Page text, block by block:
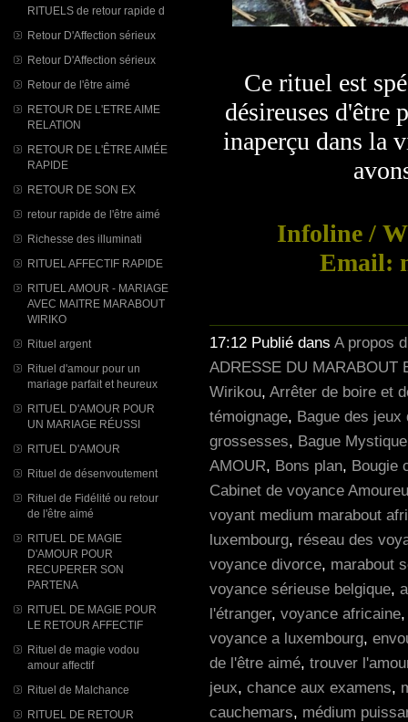
RITUELS de retour rapide d
Retour D'Affection sérieux
Retour D'Affection sérieux
Retour de l'être aimé
RETOUR DE L'ETRE AIME
RELATION
RETOUR DE L'ÊTRE AIMÉE
RAPIDE
RETOUR DE SON EX
retour rapide de l'être aimé
Richesse des illuminati
RITUEL AFFECTIF RAPIDE
RITUEL AMOUR - MARIAGE
AVEC MAITRE MARABOUT
WIRIKO
Rituel argent
Rituel d'amour pour un
mariage parfait et heureux
RITUEL D'AMOUR POUR
UN MARIAGE RÉUSSI
RITUEL D'AMOUR
Rituel de désenvoutement
Rituel de Fidélité ou retour
de l'être aimé
RITUEL DE MAGIE
D'AMOUR POUR
RECUPERER SON
PARTENA
RITUEL DE MAGIE POUR
LE RETOUR AFFECTIF
Rituel de magie vodou
amour affectif
Rituel de Malchance
RITUEL DE RETOUR
Ce rituel est
désireuses d'être
inaperçu dans la
Infoline /
Email:
17:12 Publié dans A propos
ADRESSE DU MARABOUT
Wirikou, Arrêter de boire et
témoignage, Bague des jeux
grossesses, Bague
AMOUR, Bons plan, Bougie
Cabinet de voyance
voyant medium marabout
luxembourg, réseau des
voyance divorce, marabout
voyance sérieuse belgique,
l'étranger, voyance africaine
voyance a luxembourg,
de l'être aimé, trouver
jeux, chance aux examens,
cauchemars, médium